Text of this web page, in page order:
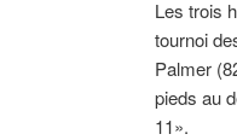
Les trois
tournoi
Palmer
pieds au
11».